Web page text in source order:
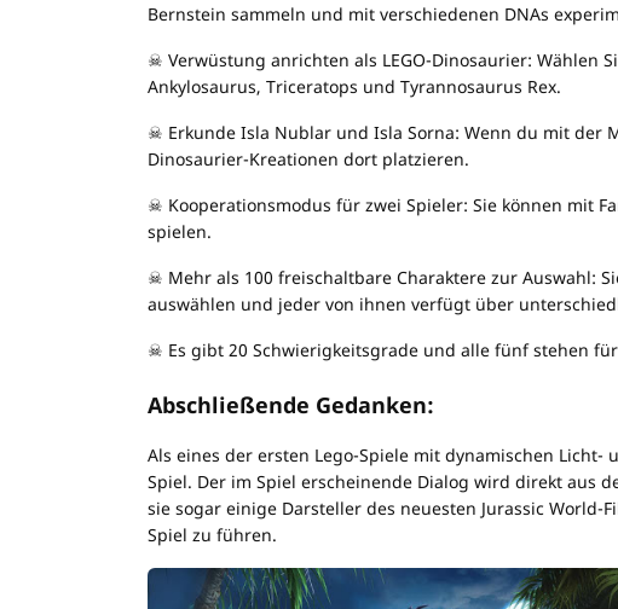
Bernstein sammeln und mit verschiedenen DNAs
☠ Verwüstung anrichten als LEGO-Dinosaurier: Wählen
Ankylosaurus, Triceratops und Tyrannosaurus Rex.
☠ Erkunde Isla Nublar und Isla Sorna: Wenn du mit der
Dinosaurier-Kreationen dort platzieren.
☠ Kooperationsmodus für zwei Spieler: Sie können mit
spielen.
☠ Mehr als 100 freischaltbare Charaktere zur Auswahl:
auswählen und jeder von ihnen verfügt über
☠ Es gibt 20 Schwierigkeitsgrade und alle fünf stehen
Abschließende Gedanken:
Als eines der ersten Lego-Spiele mit dynamischen
Spiel. Der im Spiel erscheinende Dialog wird direkt aus
sie sogar einige Darsteller des neuesten Jurassic
Spiel zu führen.